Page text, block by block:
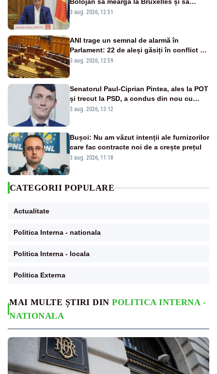
MAI MULTE ȘTIRI DINPOLITICA INTERNA -
NATIONALA
amâne închiderea termocentralelor” –
3 aug. 2026, 12:51
ANI trage un semnal de alarmă în
Parlament: 22 de aleși găsiți în conflict de
interese au rămas în funcții
3 aug. 2026, 12:59
Senatorul Paul-Ciprian Pintea, ales la POT
și trecut la PSD, a condus din nou cu
permisul suspendat și nu a oprit la
3 aug. 2026, 13:12
Bușoi: Nu am văzut intenții ale furnizorilor
care fac contracte noi de a crește prețul
3 aug. 2026, 11:18
CATEGORII POPULARE
Actualitate
Politica Interna - nationala
Politica Interna - locala
Politica Externa